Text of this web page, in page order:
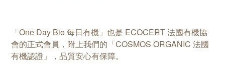
「One Day Bio 每日有機」也是 ECOCERT 法國有機協
會的正式會員，附上我們的「COSMOS ORGANIC 法國
有機認證」，品質安心有保障。